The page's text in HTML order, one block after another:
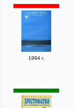
1994 г.